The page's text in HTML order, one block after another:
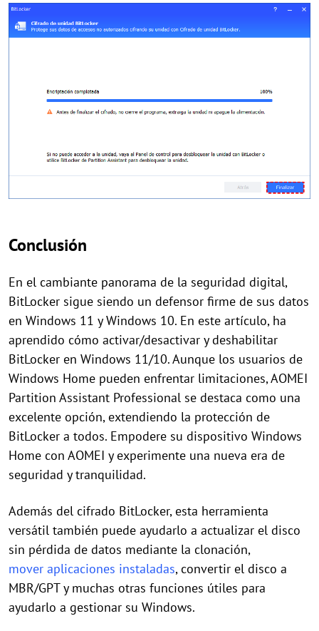
Conclusión
En el cambiante panorama de la seguridad digital,
BitLocker sigue siendo un defensor firme de sus datos
en Windows 11 y Windows 10. En este artículo, ha
aprendido cómo activar/desactivar y deshabilitar
BitLocker en Windows 11/10. Aunque los usuarios de
Windows Home pueden enfrentar limitaciones, AOMEI
Partition Assistant Professional se destaca como una
excelente opción, extendiendo la protección de
BitLocker a todos. Empodere su dispositivo Windows
Home con AOMEI y experimente una nueva era de
seguridad y tranquilidad.
Además del cifrado BitLocker, esta herramienta
versátil también puede ayudarlo a actualizar el disco
sin pérdida de datos mediante la clonación,
mover aplicaciones instaladas, convertir el disco a
MBR/GPT y muchas otras funciones útiles para
ayudarlo a gestionar su Windows.